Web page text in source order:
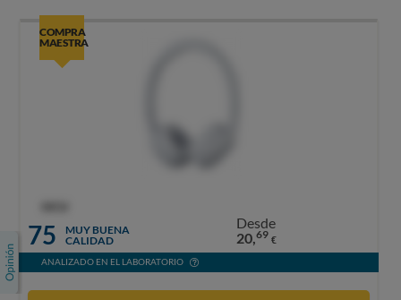
COMPRA
MAESTRA
75
MUY BUENA
CALIDAD
Desde
20,69 €
ANALIZADO EN EL LABORATORIO